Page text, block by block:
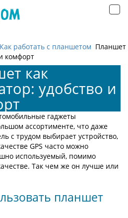
Как работать с планшетом Планшет
комфорт
как
удобство и
гаджеты
ассортименте, что даже
с трудом выбирает устройство,
GPS часто можно
используемый, помимо
Так чем же он лучше или
планшет